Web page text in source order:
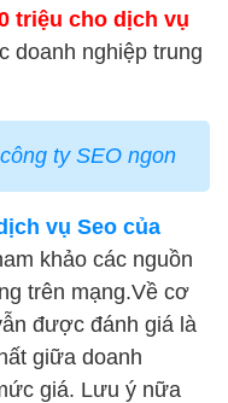
triệu cho dịch vụ
doanh nghiệp trung
ty SEO ngon
vụ Seo của
khảo các nguồn
trên mạng.Về cơ
được đánh giá là
giữa doanh
giá. Lưu ý nữa